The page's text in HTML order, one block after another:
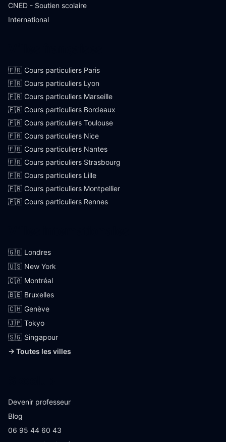
CNED - Soutien scolaire
International
🇫🇷 Cours particuliers Paris
🇫🇷 Cours particuliers Lyon
🇫🇷 Cours particuliers Marseille
🇫🇷 Cours particuliers Bordeaux
🇫🇷 Cours particuliers Toulouse
🇫🇷 Cours particuliers Nice
🇫🇷 Cours particuliers Nantes
🇫🇷 Cours particuliers Strasbourg
🇫🇷 Cours particuliers Lille
🇫🇷 Cours particuliers Montpellier
🇫🇷 Cours particuliers Rennes
🇬🇧 Londres
🇺🇸 New York
🇨🇦 Montréal
🇧🇪 Bruxelles
🇨🇭 Genève
🇯🇵 Tokyo
🇸🇬 Singapour
→ Toutes les villes
Devenir professeur
Blog
06 95 44 60 43